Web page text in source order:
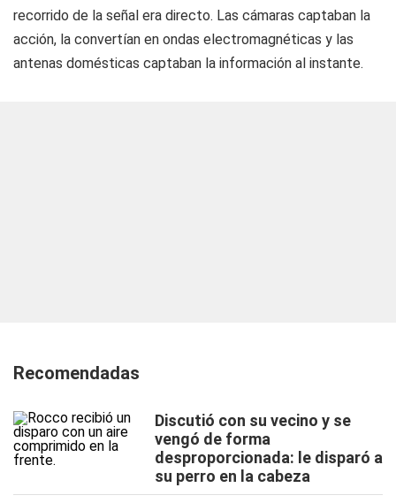
recorrido de la señal era directo. Las cámaras captaban la
acción, la convertían en ondas electromagnéticas y las
antenas domésticas captaban la información al instante.
Recomendadas
Discutió con su vecino y se
vengó de forma
desproporcionada: le disparó a
su perro en la cabeza